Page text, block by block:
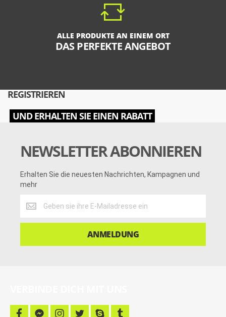
ALLE PRODUKTE AN EINEM ORT
DAS PERFEKTE ANGEBOT
REGISTRIEREN
UND ERHALTEN SIE EINEN RABATT
NEWSLETTER ABONNIEREN
Erhalten Sie die neuesten Nachrichten, Kampagnen und
mehr
Sie
ANMELDUNG